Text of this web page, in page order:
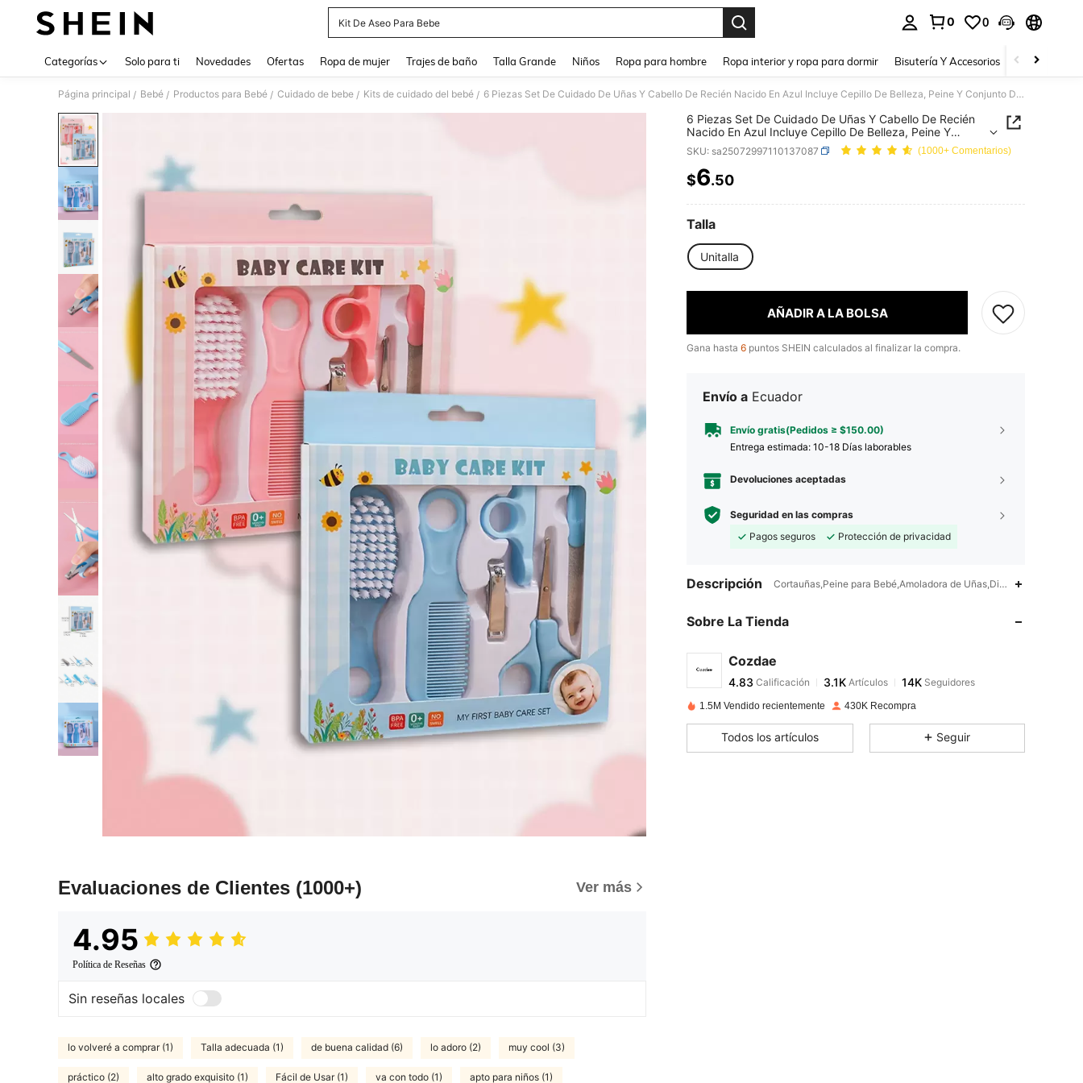
Kit De Aseo Para Bebe
0 0
Categorías Solo para ti Novedades Ofertas Ropa de mujer Trajes de baño Talla Grande Niños Ropa para hombre Ropa interior y ropa para dormir Bisutería Y Accesorios Zapatos
Página principal / Bebé / Productos para Bebé / Cuidado de bebe / Kits de cuidado del bebé / 6 Piezas Set De Cuidado De Uñas Y Cabello De Recién Nacido En Azul Incluye Cepillo De Belleza, Peine Y Conjunto De Uñas Para Uso Doméstico
Evaluaciones de Clientes (1000+) Ver más
4.95
Política de Reseñas
Sin reseñas locales
lo volveré a comprar (1) Talla adecuada (1) de buena calidad (6) lo adoro (2) muy cool (3)
práctico (2) alto grado exquisito (1) Fácil de Usar (1) va con todo (1) apto para niños (1)
6 Piezas Set De Cuidado De Uñas Y Cabello De Recién
Nacido En Azul Incluye Cepillo De Belleza, Peine Y
Conjunto De Uñas Para Uso Doméstico
SKU: sa25072997110137087 (1000+ Comentarios)
PRICE AND AVAILABILITY
$6.50
Talla
Unitalla
AÑADIR A LA BOLSA
Gana hasta 6 puntos SHEIN calculados al finalizar la compra.
Envío a Ecuador
Envío gratis(Pedidos ≥ $150.00)
Entrega estimada: 10-18 Días laborables
Devoluciones aceptadas
Seguridad en las compras
Pagos seguros
Protección de privacidad
Descripción Cortauñas,Peine para Bebé,Amoladora de Uñas,Dibujos
Sobre La Tienda
Cozdae
4.83
4.83 Calificación
m***9seguidoHace 5 horas
4.83
1.5M Vendido recientemente 430K Recompra
Todos los artículos Seguir